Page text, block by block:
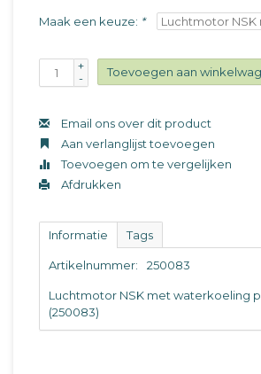
Maak een keuze: *
+
-
Toevoegen aan
Email ons over dit product
Aan verlanglijst toevoegen
Toevoegen om te vergelijken
Afdrukken
Informatie Tags
Artikelnummer: 250083
Luchtmotor NSK met waterkoeling
(250083)